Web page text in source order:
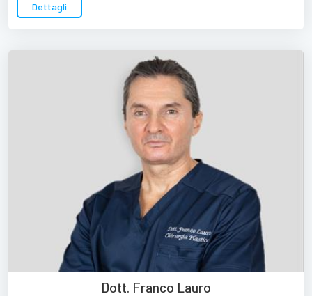
Dettagli
Dott. Franco Lauro